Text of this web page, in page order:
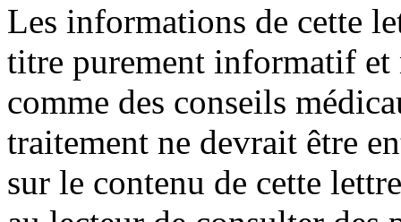
Les informations de cette
titre purement informatif et
comme des conseils
traitement ne devrait être
sur le contenu de cette